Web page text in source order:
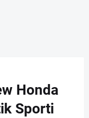
Honda
Sporti